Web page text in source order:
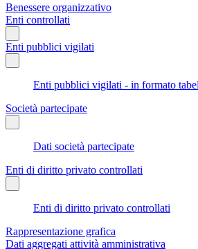
Benessere organizzativo
Enti controllati
Enti pubblici vigilati
Enti pubblici vigilati - in formato
Società partecipate
Dati società partecipate
Enti di diritto privato controllati
Enti di diritto privato controllati
Rappresentazione grafica
Dati aggregati attività amministrativa